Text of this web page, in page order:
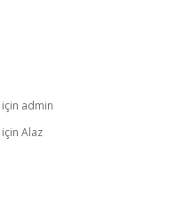
için admin
için Alaz